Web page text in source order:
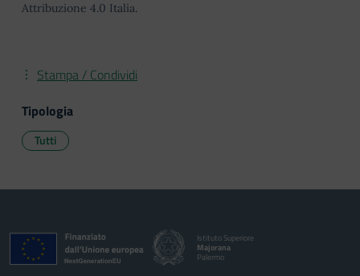
Attribuzione 4.0 Italia.
Stampa / Condividi
Tipologia
Tutti
Istituto Superiore
Majorana
Palermo